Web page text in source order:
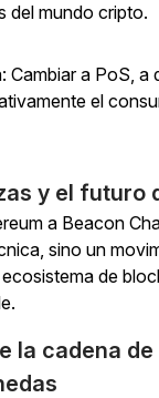
del mundo cripto.
Cambiar a PoS, a
el
y el futuro
a Beacon
sino un
de
la cadena